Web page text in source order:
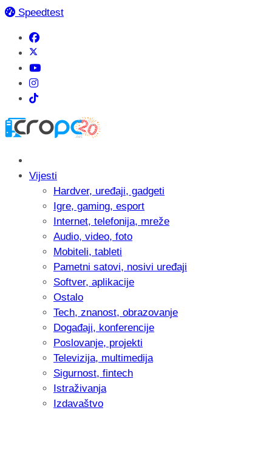
Speedtest
Vijesti
Hardver, uređaji, gadgeti
Igre, gaming, esport
Internet, telefonija, mreže
Audio, video, foto
Mobiteli, tableti
Pametni satovi, nosivi uređaji
Softver, aplikacije
Ostalo
Tech, znanost, obrazovanje
Događaji, konferencije
Poslovanje, projekti
Televizija, multimedija
Sigurnost, fintech
Istraživanja
Izdavaštvo